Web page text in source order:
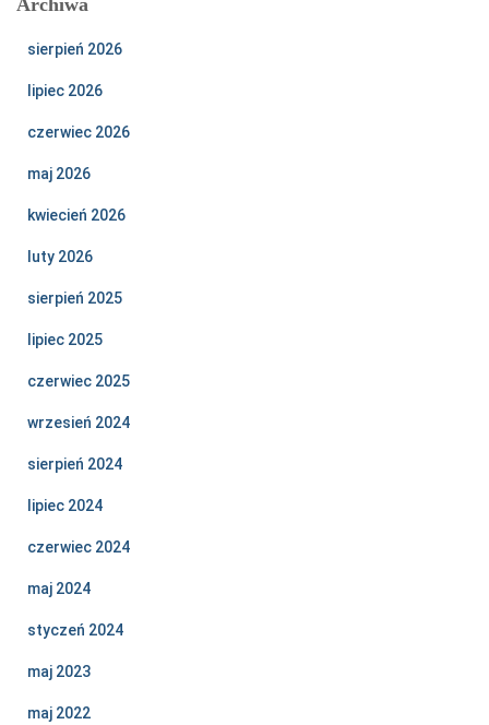
Archiwa
sierpień 2026
lipiec 2026
czerwiec 2026
maj 2026
kwiecień 2026
luty 2026
sierpień 2025
lipiec 2025
czerwiec 2025
wrzesień 2024
sierpień 2024
lipiec 2024
czerwiec 2024
maj 2024
styczeń 2024
maj 2023
maj 2022